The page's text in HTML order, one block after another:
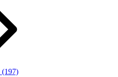
(197)